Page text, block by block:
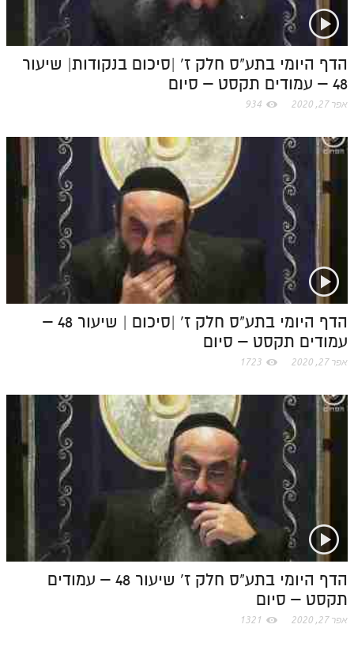
הדף היומי בתע"ס חלק ז' |סיכום בנקודות| שיעור
48 – עמודים תקסט – סיום
אפר 27, 2020 934
הדף היומי בתע"ס חלק ז' |סיכום | שיעור 48 –
עמודים תקסט – סיום
אפר 27, 2020 1723
הדף היומי בתע"ס חלק ז' שיעור 48 – עמודים
תקסט – סיום
אפר 27, 2020 1321